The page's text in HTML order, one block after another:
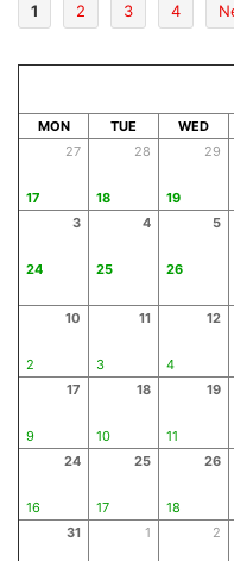
1 2 3 4
MON TUE WED
27
17
28
18
29
19
3
24
4
25
5
26
10
2
11
3
12
4
17
9
18
10
19
11
24
16
25
17
26
18
31
1 2